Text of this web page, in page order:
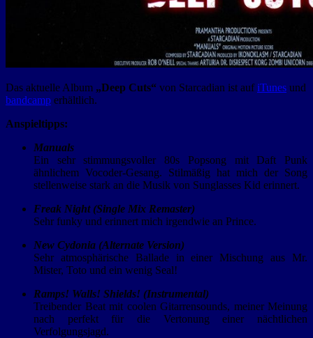
Das aktuelle Album „Deep Cuts“ von Starcadian ist aufiTunes und
bandcamp erhältlich.
Anspieltipps:
Manuals
Ein sehr stimmungsvoller 80s Popsong mit Daft Punk
ähnlichem Vocoder-Gesang. Stilmäßig hat mich der Song
stellenweise stark an die Musik von Sunglasses Kid erinnert.
Freak Night (Single Mix Remaster)
Sehr funky und erinnert mich irgendwie an Prince.
New Cydonia (Alternate Version)
Sehr atmosphärische Ballade in einer Mischung aus Mr.
Mister, Toto und ein wenig Seal!
Ramps! Walls! Shields! (Instrumental)
Treibender Beat mit coolen Gitarrensounds, meiner Meinung
nach perfekt für die Vertonung einer nächtlichen
Verfolgungsjagd.